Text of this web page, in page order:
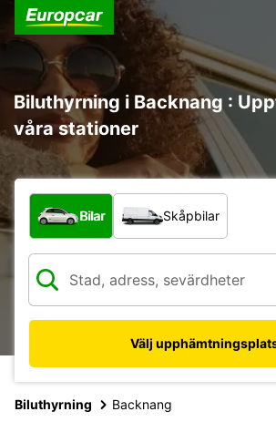
Biluthyrning i Backnang :
våra stationer
Vilken typ av fordon?
Bilar Skåpbilar
Välj
Biluthyrning Backnang